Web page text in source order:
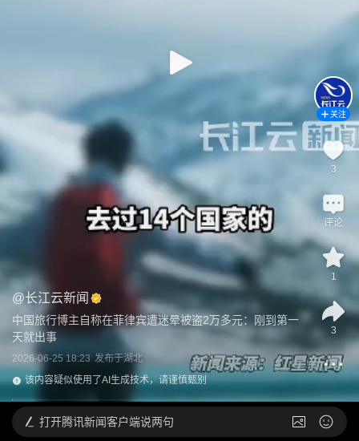
@长江云新闻
中国旅行博主自称在菲律宾遭迷晕被盗2万多元：刚到第一
天就出事
2026-06-25 18:23 发布于湖北
该内容疑似使用了AI生成技术，请谨慎甄别
关注
3
评论
1
3
打开腾讯新闻客户端说两句